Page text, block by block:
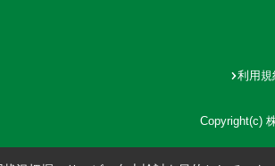
利用規
Copyright(c)